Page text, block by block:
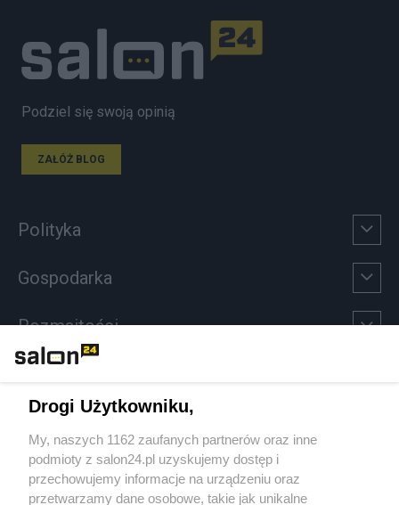
Podziel się swoją opinią
ZAŁÓŻ BLOG
Polityka
Gospodarka
Rozmaitości
Sport
Społeczeństwo
Drogi Użytkowniku,
My, naszych 1162 zaufanych partnerów oraz inne
podmioty z salon24.pl uzyskujemy dostęp i
przechowujemy informacje na urządzeniu oraz
przetwarzamy dane osobowe, takie jak unikalne